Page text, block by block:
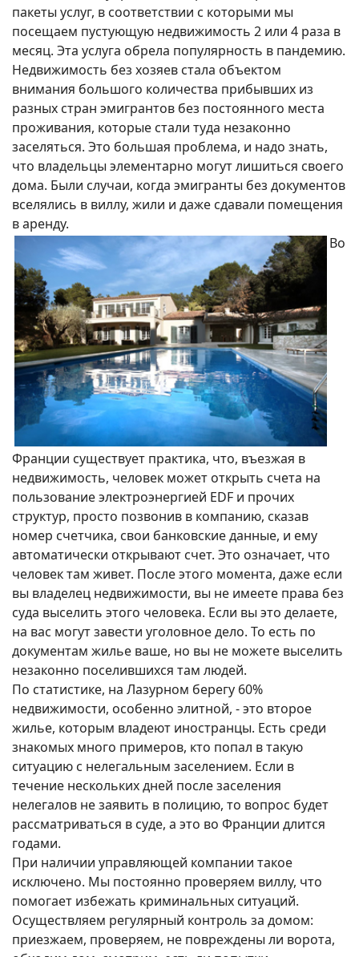
пакеты услуг, в соответствии с которыми мы
посещаем пустующую недвижимость 2 или 4 раза в
месяц. Эта услуга обрела популярность в пандемию.
Недвижимость без хозяев стала объектом
внимания большого количества прибывших из
разных стран эмигрантов без постоянного места
проживания, которые стали туда незаконно
заселяться. Это большая проблема, и надо знать,
что владельцы элементарно могут лишиться своего
дома. Были случаи, когда эмигранты без документов
вселялись в виллу, жили и даже сдавали помещения
в аренду.
Во
Франции существует практика, что, въезжая в
недвижимость, человек может открыть счета на
пользование электроэнергией EDF и прочих
структур, просто позвонив в компанию, сказав
номер счетчика, свои банковские данные, и ему
автоматически открывают счет. Это означает, что
человек там живет. После этого момента, даже если
вы владелец недвижимости, вы не имеете права без
суда выселить этого человека. Если вы это делаете,
на вас могут завести уголовное дело. То есть по
документам жилье ваше, но вы не можете выселить
незаконно поселившихся там людей.
По статистике, на Лазурном берегу 60%
недвижимости, особенно элитной, - это второе
жилье, которым владеют иностранцы. Есть среди
знакомых много примеров, кто попал в такую
ситуацию с нелегальным заселением. Если в
течение нескольких дней после заселения
нелегалов не заявить в полицию, то вопрос будет
рассматриваться в суде, а это во Франции длится
годами.
При наличии управляющей компании такое
исключено. Мы постоянно проверяем виллу, что
помогает избежать криминальных ситуаций.
Осуществляем регулярный контроль за домом:
приезжаем, проверяем, не повреждены ли ворота,